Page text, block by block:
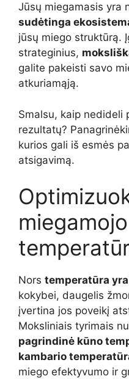
Jūsų miegamasis yra
sudėtinga
jūsų miego struktūrą.
strateginius,
galite pakeisti savo
atkuriamąją.
Smalsu, kaip nedideli
rezultatų?
kurios gali iš esmės
atsigavimą.
miegamojo
Nors temperatūra
kokybei, daugelis
įvertina jos poveikį
Moksliniais tyrimais
pagrindinė kūno
kambario
miego efektyvumo ir